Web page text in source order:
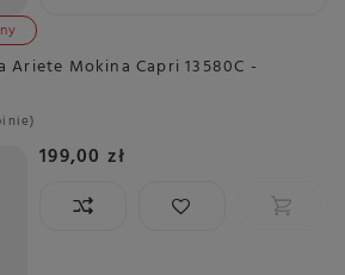
Ariete Mokina Capri 13580C -
199,00 zł